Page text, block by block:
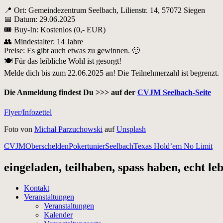
📍 Ort: Gemeindezentrum Seelbach, Lilienstr. 14, 57072 Siegen
📅 Datum: 29.06.2025
🎟 Buy-In: Kostenlos (0,- EUR)
👥 Mindestalter: 14 Jahre
Preise: Es gibt auch etwas zu gewinnen. 🙂
🍽 Für das leibliche Wohl ist gesorgt!
Melde dich bis zum 22.06.2025 an! Die Teilnehmerzahl ist begrenzt.
Die Anmeldung findest Du >>> auf der CVJM Seelbach-Seite
Flyer/Infozettel
Foto von Michał Parzuchowski aufUnsplash
CVJMOberscheldenPokertunierSeelbachTexas Hold’em No Limit
eingeladen, teilhaben, spass haben, echt
Kontakt
Veranstaltungen
Veranstaltungen
Kalender